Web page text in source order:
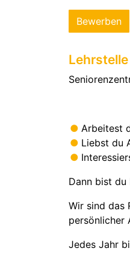
Bewerben
Arbeitest
Liebst du
Dann bist du
Wir sind das
persönlicher
Jedes Jahr